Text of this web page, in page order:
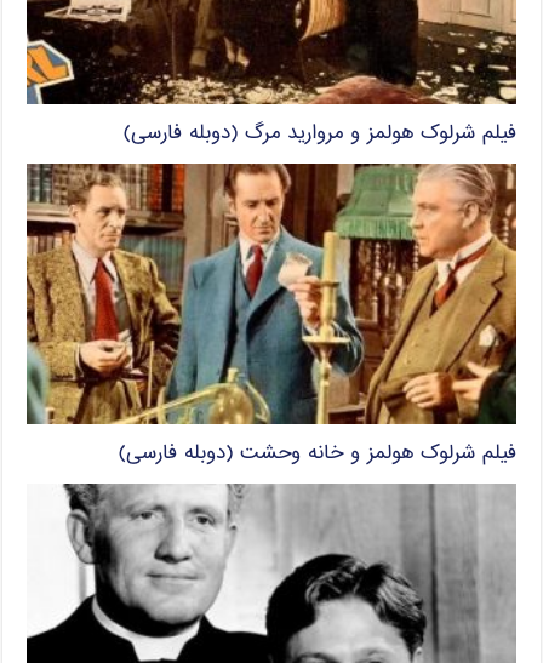
فیلم شرلوک هولمز و مروارید مرگ (دوبله فارسی)
فیلم شرلوک هولمز و خانه وحشت (دوبله فارسی)